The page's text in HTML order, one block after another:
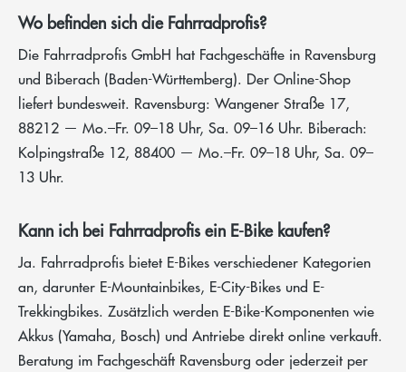
Wo befinden sich die Fahrradprofis?
Die Fahrradprofis GmbH hat Fachgeschäfte in Ravensburg
und Biberach (Baden-Württemberg). Der Online-Shop
liefert bundesweit. Ravensburg: Wangener Straße 17,
88212 — Mo.–Fr. 09–18 Uhr, Sa. 09–16 Uhr. Biberach:
Kolpingstraße 12, 88400 — Mo.–Fr. 09–18 Uhr, Sa. 09–
13 Uhr.
Kann ich bei Fahrradprofis ein E-Bike kaufen?
Ja. Fahrradprofis bietet E-Bikes verschiedener Kategorien
an, darunter E-Mountainbikes, E-City-Bikes und E-
Trekkingbikes. Zusätzlich werden E-Bike-Komponenten wie
Akkus (Yamaha, Bosch) und Antriebe direkt online verkauft.
Beratung im Fachgeschäft Ravensburg oder jederzeit per